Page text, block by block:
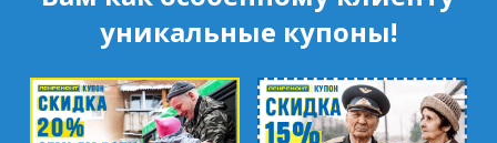
уникальные купоны!